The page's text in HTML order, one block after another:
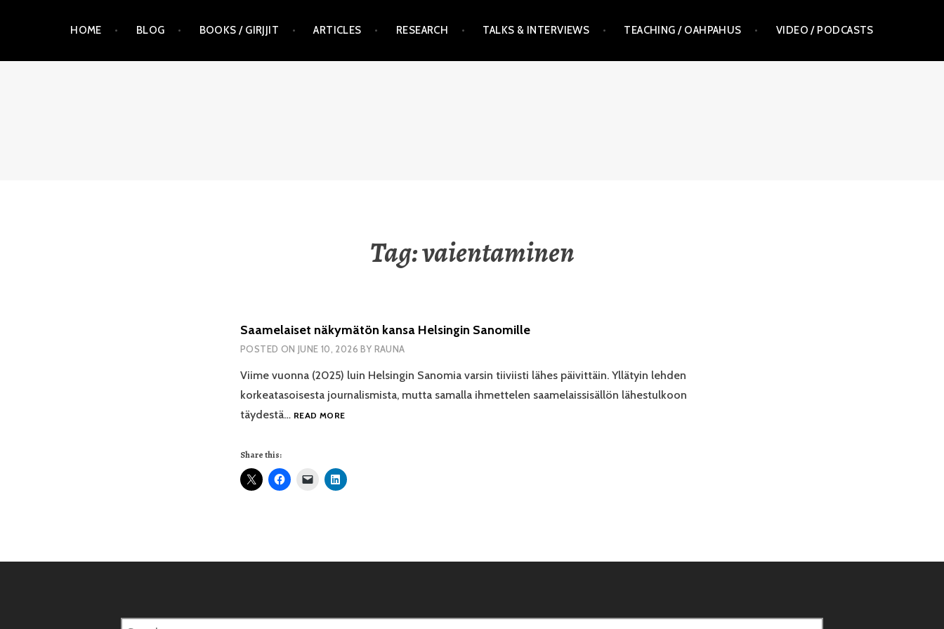
content
HOME BLOG BOOKS / GIRJJIT ARTICLES RESEARCH TALKS & INTERVIEWS TEACHING / OAHPAHUS VIDEO / PODCASTS
Tag:vaientaminen
Saamelaiset näkymätön kansa Helsingin Sanomille
POSTED ON JUNE 10, 2026 BY RAUNA
Viime vuonna (2025) luin Helsingin Sanomia varsin tiiviisti lähes päivittäin. Yllätyin lehden
korkeatasoisesta journalismista, mutta samalla ihmettelen saamelaissisällön lähestulkoon
täydestä… READ MORESAAMELAISET
SANOMILLE
Share this: